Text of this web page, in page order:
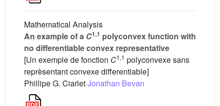
Mathematical Analysis
An example of a C1,1 polyconvex function with
no differentiable convex representative
[Un exemple de fonction C1,1 polyconvexe sans
reprèsentant convexe differentiable]
Phillipe G. CiarletJonathan Bevan